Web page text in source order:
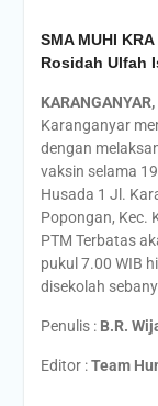
SMA MUHI
Rosidah Ulfah
Karanganyar
dengan
vaksin selama
Husada 1 Jl.
Popongan, Kec.
PTM Terbatas
pukul 7.00 WIB
disekolah
Penulis : B.R.
Editor :Team